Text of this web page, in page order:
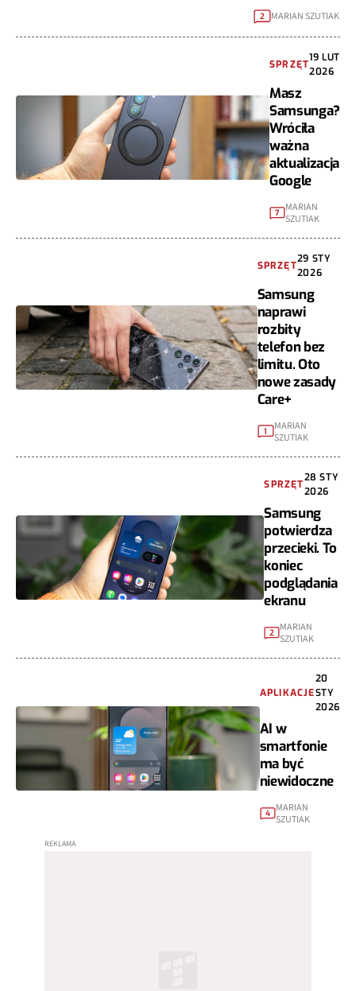
2 MARIAN SZUTIAK
SPRZĘT
19 LUT
2026
Masz
Samsunga?
Wróciła
ważna
aktualizacja
Google
7
MARIAN
SZUTIAK
SPRZĘT
29 STY
2026
Samsung
naprawi
rozbity
telefon bez
limitu. Oto
nowe zasady
Care+
1
MARIAN
SZUTIAK
SPRZĘT
28 STY
2026
Samsung
potwierdza
przecieki. To
koniec
podglądania
ekranu
2
MARIAN
SZUTIAK
APLIKACJE
20
STY
2026
AI w
smartfonie
ma być
niewidoczne
4
MARIAN
SZUTIAK